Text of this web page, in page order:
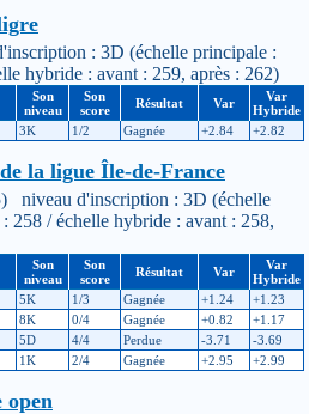
: 3D (échelle principale :
hybride : avant : 259, après : 262)
Son
niveau
Son
score
Résultat Var
Var
Hybride
3K 1/2 Gagnée +2.84 +2.82
la ligue Île-de-France
niveau d'inscription : 3D (échelle
258 / échelle hybride : avant : 258,
Son
niveau
Son
score
Résultat Var
Var
Hybride
5K 1/3 Gagnée +1.24
+1.23
8K 0/4 Gagnée +0.82
+1.17
5D 4/4 Perdue -3.71
-3.69
1K 2/4 Gagnée +2.95 +2.99
open